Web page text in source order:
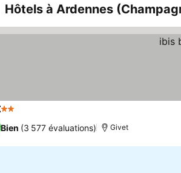
Hôtels à Ardennes
2 Étoiles
Bien (3 577 évaluations) Givet